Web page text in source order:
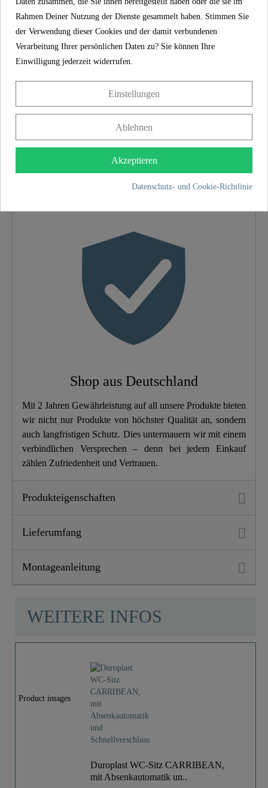
genaue und einfache Montage und verhindert,
dass der Klositz bei der Benutzung verrutscht.
EINFACHE MONTAGE: Montage von oben mit
Kipp-Dübel-Befestigung und eine bebilderte
Montageanleitung für eine mühelose Installation.
Motiv
Schnellbefestigung Ja
2,0 Kg
Länge 45,3 Cm
EIGENSCHAFTEN
Shop aus Deutschland
Mit 2 Jahren Gewährleistung auf all unsere Produkte bieten
wir nicht nur Produkte von höchster Qualität an, sondern
auch langfristigen Schutz. Dies untermauern wir mit einem
verbindlichen Versprechen – denn bei jedem Einkauf
zählen Zufriedenheit und Vertrauen.
Produkteigenschaften
Lieferumfang
Montageanleitung
WEITERE INFOS
Product images
Duroplast WC-Sitz CARRIBEAN,
mit Absenkautomatik un..
Rahmen Deiner Nutzung der Dienste gesammelt haben. Stimmen Sie
der Verwendung dieser Cookies und der damit verbundenen
Verarbeitung Ihrer persönlichen Daten zu? Sie können Ihre
Einwilligung jederzeit widerrufen.
Einstellungen
Ablehnen
Akzeptieren
Datenschutz- und Cookie-Richtlinie